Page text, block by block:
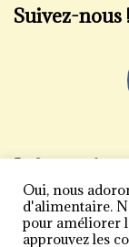
Suivez-nous !
Informations
Mentions
Politique de
Oui, nous
d'alimentaire.
pour améliorer
approuvez les